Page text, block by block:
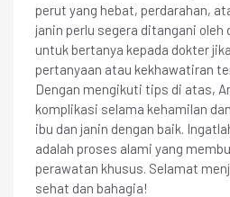
perut yang hebat, perdarahan,
janin perlu segera ditangani oleh
untuk bertanya kepada dokter
pertanyaan atau kekhawatiran
Dengan mengikuti tips di atas,
komplikasi selama kehamilan
ibu dan janin dengan baik.
adalah proses alami yang
perawatan khusus. Selamat
sehat dan bahagia!